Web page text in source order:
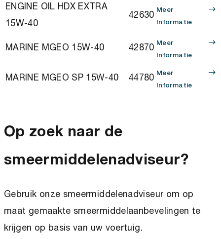
ENGINE OIL HDX EXTRA
15W-40
42630 Meer
Informatie
MARINE MGEO 15W-40 42870 Meer
Informatie
MARINE MGEO SP 15W-40 44780 Meer
Informatie
Op zoek naar de
smeermiddelenadviseur?
Gebruik onze smeermiddelenadviseur om op
maat gemaakte smeermiddelaanbevelingen te
krijgen op basis van uw voertuig.